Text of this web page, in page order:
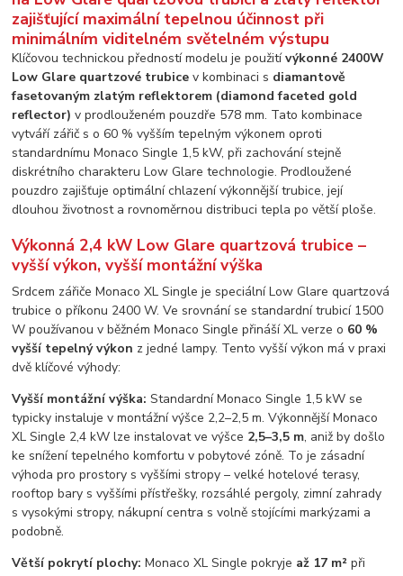
Klíčovou technickou předností modelu je použitívýkonné 2400W
Low Glare quartzové trubice v kombinaci s diamantově
fasetovaným zlatým reflektorem (diamond faceted gold
reflector) v prodlouženém pouzdře 578 mm. Tato kombinace
vytváří zářič s o 60 % vyšším tepelným výkonem oproti
standardnímu Monaco Single 1,5 kW, při zachování stejně
diskrétního charakteru Low Glare technologie. Prodloužené
pouzdro zajišťuje optimální chlazení výkonnější trubice, její
dlouhou životnost a rovnoměrnou distribuci tepla po větší ploše.
Výkonná 2,4 kW Low Glare quartzová trubice –
vyšší výkon, vyšší montážní výška
Srdcem zářiče Monaco XL Single je speciální Low Glare quartzová
trubice o příkonu 2400 W. Ve srovnání se standardní trubicí 1500
W používanou v běžném Monaco Single přináší XL verze o 60 %
vyšší tepelný výkon z jedné lampy. Tento vyšší výkon má v praxi
dvě klíčové výhody:
Vyšší montážní výška: Standardní Monaco Single 1,5 kW se
typicky instaluje v montážní výšce 2,2–2,5 m. Výkonnější Monaco
XL Single 2,4 kW lze instalovat ve výšce 2,5–3,5 m, aniž by došlo
ke snížení tepelného komfortu v pobytové zóně. To je zásadní
výhoda pro prostory s vyššími stropy – velké hotelové terasy,
rooftop bary s vyššími přístřešky, rozsáhlé pergoly, zimní zahrady
s vysokými stropy, nákupní centra s volně stojícími markýzami a
podobně.
Větší pokrytí plochy: Monaco XL Single pokryje až 17 m² při